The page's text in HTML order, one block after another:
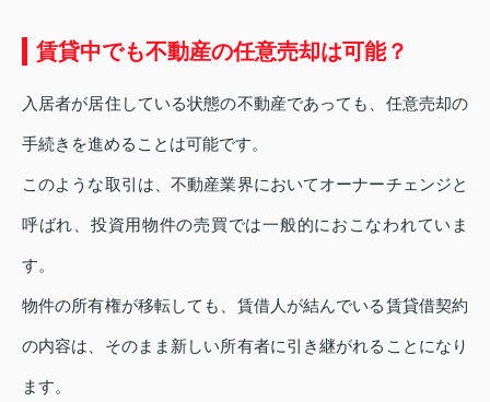
賃貸中でも不動産の任意売却は可能？
入居者が居住している状態の不動産であっても、任意売却の
手続きを進めることは可能です。
このような取引は、不動産業界においてオーナーチェンジと
呼ばれ、投資用物件の売買では一般的におこなわれていま
す。
物件の所有権が移転しても、賃借人が結んでいる賃貸借契約
の内容は、そのまま新しい所有者に引き継がれることになり
ます。